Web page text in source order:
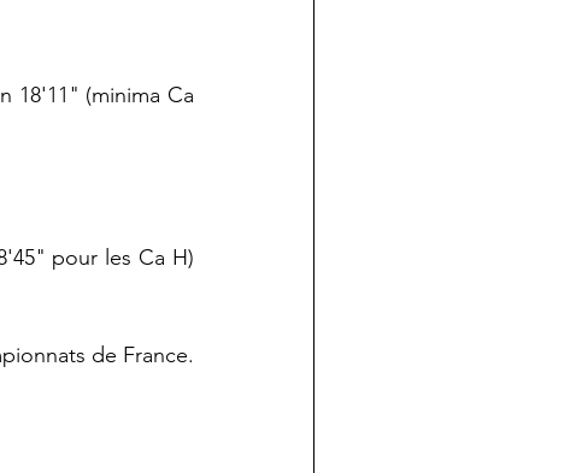
18'11" (minima Ca
pour les Ca H)
de France.